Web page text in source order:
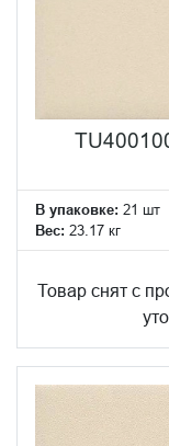
В упаковке: 21 шт
Вес: 23.17 кг
Товар снят с